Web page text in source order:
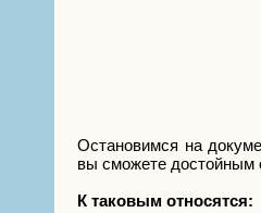
Остановимся на
вы сможете достойным
К таковым относятся: